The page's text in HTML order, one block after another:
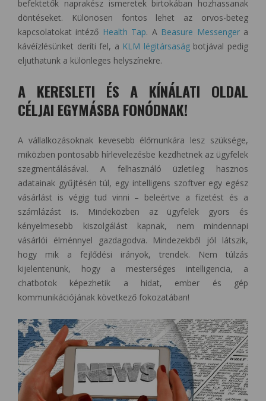
befektetők naprakész ismeretek birtokában hozhassanak
döntéseket. Különösen fontos lehet az orvos-beteg
kapcsolatokat intéző Health Tap. A Beasure Messengera
kávéízlésünket deríti fel, a KLM légitársaságbotjával pedig
eljuthatunk a különleges helyszínekre.
A KERESLETI ÉS A KÍNÁLATI OLDAL
CÉLJAI EGYMÁSBA FONÓDNAK!
A vállalkozásoknak kevesebb élőmunkára lesz szüksége,
miközben pontosabb hírlevelezésbe kezdhetnek az ügyfelek
szegmentálásával. A felhasználó üzletileg hasznos
adatainak gyűjtésén túl, egy intelligens szoftver egy egész
vásárlást is végig tud vinni – beleértve a fizetést és a
számlázást is. Mindeközben az ügyfelek gyors és
kényelmesebb kiszolgálást kapnak, nem mindennapi
vásárlói élménnyel gazdagodva. Mindezekből jól látszik,
hogy mik a fejlődési irányok, trendek. Nem túlzás
kijelentenünk, hogy a mesterséges intelligencia, a
chatbotok képezhetik a hidat, ember és gép
kommunikációjának következő fokozatában!